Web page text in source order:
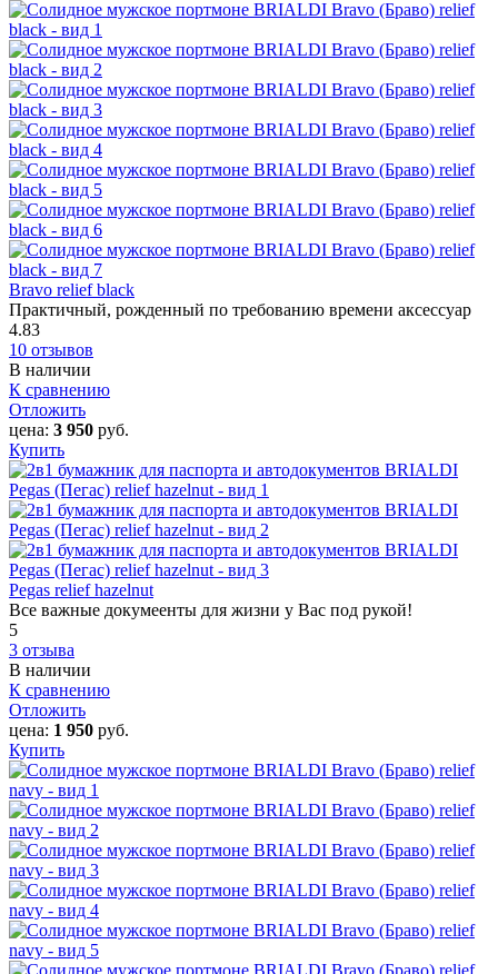
Bravo relief black
Практичный, рожденный по требованию времени аксессуар
4.83
10 отзывов
В наличии
К сравнению
Отложить
цена: 3 950 руб.
Купить
Pegas relief hazelnut
Все важные докумеенты для жизни у Вас под рукой!
5
3 отзыва
В наличии
К сравнению
Отложить
цена: 1 950 руб.
Купить